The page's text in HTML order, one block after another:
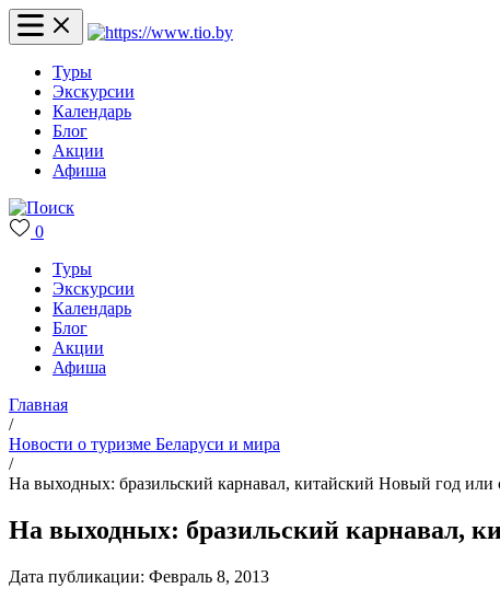
Туры
Экскурсии
Календарь
Блог
Акции
Афиша
0
Туры
Экскурсии
Календарь
Блог
Акции
Афиша
Главная
/
Новости о туризме Беларуси и мира
/
На выходных: бразильский карнавал, китайский Новый год или
На выходных: бразильский карнавал,
Дата публикации: Февраль 8, 2013